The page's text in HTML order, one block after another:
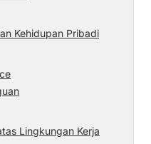
Kehidupan Pribadi
Lingkungan Kerja